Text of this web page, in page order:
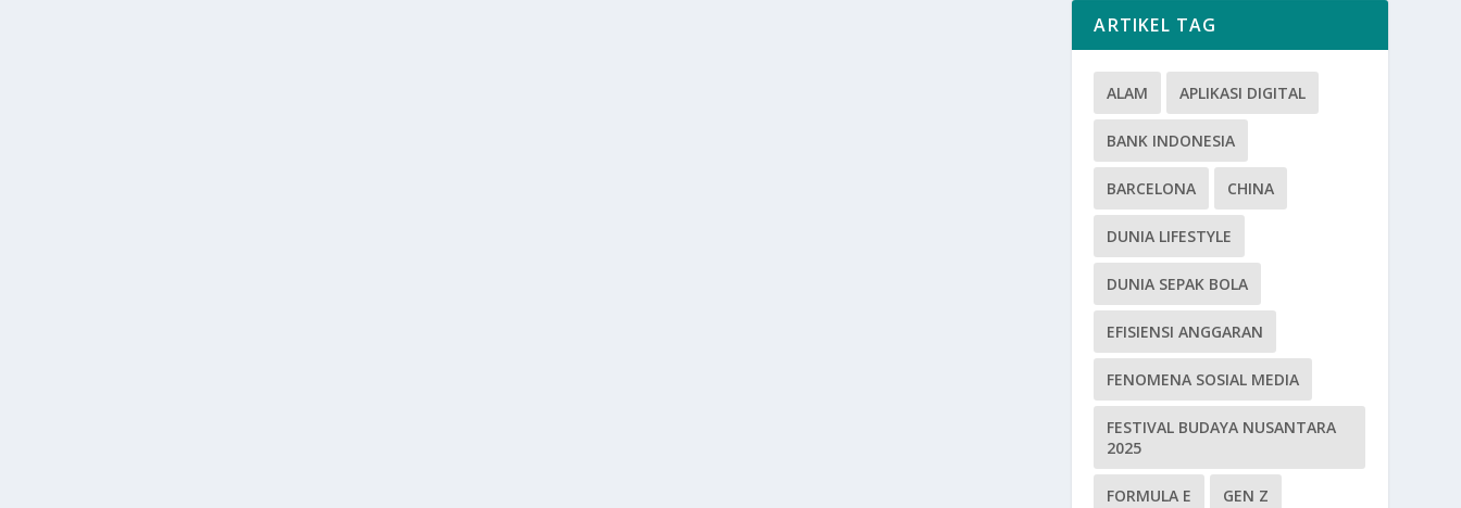
ARTIKEL TAG
ALAM APLIKASI DIGITAL
BANK INDONESIA
BARCELONA CHINA
DUNIA LIFESTYLE
DUNIA SEPAK BOLA
EFISIENSI ANGGARAN
FENOMENA SOSIAL MEDIA
FESTIVAL BUDAYA NUSANTARA
2025
FORMULA E GEN Z